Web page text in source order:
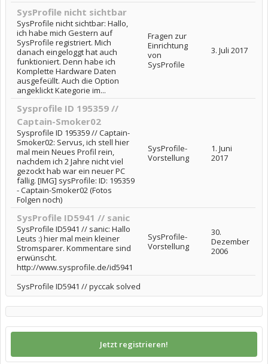
SysProfile nicht sichtbar
SysProfile nicht sichtbar: Hallo,
ich habe mich Gestern auf
SysProfile registriert. Mich
danach eingeloggt hat auch
funktioniert. Denn habe ich
Komplette Hardware Daten
ausgefeüllt. Auch die Option
angeklickt Kategorie im...
Fragen zur
Einrichtung
von
SysProfile
3. Juli 2017
Sysprofile ID 195359 //
Captain-Smoker02
Sysprofile ID 195359 // Captain-
Smoker02: Servus, ich stell hier
mal mein Neues Profil rein,
nachdem ich 2 Jahre nicht viel
gezockt hab war ein neuer PC
fällig. [IMG] sysProfile: ID: 195359
- Captain-Smoker02 (Fotos
Folgen noch)
SysProfile-
Vorstellung
1. Juni
2017
SysProfile ID5941 // sanic
SysProfile ID5941 // sanic: Hallo
Leuts :) hier mal mein kleiner
Stromsparer. Kommentare sind
erwünscht.
http://www.sysprofile.de/id5941
SysProfile-
Vorstellung
30.
Dezember
2006
SysProfile ID5941 // pyccak solved
Jetzt registrieren!